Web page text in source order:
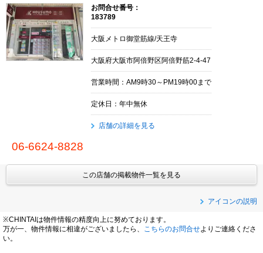
お問合せ番号：
183789
大阪メトロ御堂筋線/天王寺
大阪府大阪市阿倍野区阿倍野筋2-4-47
営業時間：AM9時30～PM19時00まで
定休日：年中無休
店舗の詳細を見る
06-6624-8828
この店舗の掲載物件一覧を見る
アイコンの説明
※CHINTAIは物件情報の精度向上に努めております。
万が一、物件情報に相違がございましたら、
こちらのお問合せよりご連絡くださ
い。